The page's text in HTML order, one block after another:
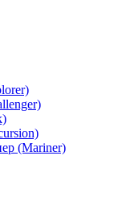
(Mariner)